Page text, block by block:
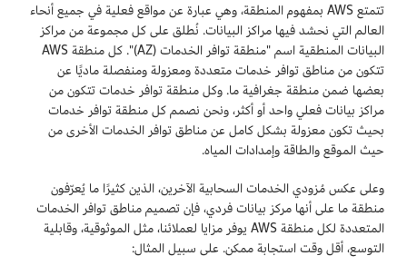
تتمتع AWS بمفهوم المنطقة، وهي عبارة عن مواقع فعلية في جميع أنحاء
العالم التي نحشد فيها مراكز البيانات. نُطلق على كل مجموعة من مراكز
البيانات المنطقية اسم "منطقة توافر الخدمات (AZ)". كل منطقة AWS
تتكون من مناطق توافر خدمات متعددة ومعزولة ومنفصلة ماديًا عن
بعضها ضمن منطقة جغرافية ما. وكل منطقة توافر خدمات تتكون من
مراكز بيانات فعلي واحد أو أكثر، ونحن نصمم كل منطقة توافر خدمات
بحيث تكون معزولة بشكل كامل عن مناطق توافر الخدمات الأخرى من
حيث الموقع والطاقة وإمدادات المياه.
وعلى عكس مُزودي الخدمات السحابية الآخرين، الذين كثيرًا ما يُعرّفون
منطقة ما على أنها مركز بيانات فردي، فإن تصميم مناطق توافر الخدمات
المتعددة لكل منطقة AWS يوفر مزايا لعملائنا، مثل الموثوقية، وقابلية
التوسع، أقل وقت استجابة ممكن. على سبيل المثال: